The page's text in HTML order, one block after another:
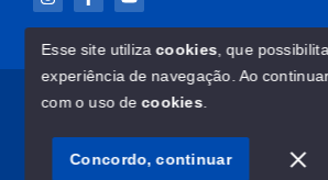
© Copyright 2026 - ImovelClub.com -
SITE PARA IMOBILIARIA
Esse site utilizacookies , que
experiência de navegação. Ao
com o uso decookies
Concordo, continuar